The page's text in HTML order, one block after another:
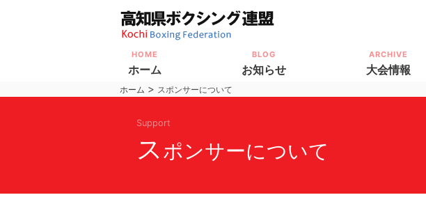
HOME
ホーム
BLOG
お知らせ
ARCHIVE
大会情報
ホーム > スポンサーについて
Support
ス ポンサーについて